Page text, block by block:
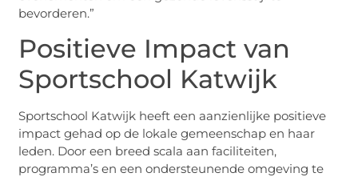
bevorderen.”
Positieve Impact van
Sportschool Katwijk
Sportschool Katwijk heeft een aanzienlijke positieve
impact gehad op de lokale gemeenschap en haar
leden. Door een breed scala aan faciliteiten,
programma’s en een ondersteunende omgeving te